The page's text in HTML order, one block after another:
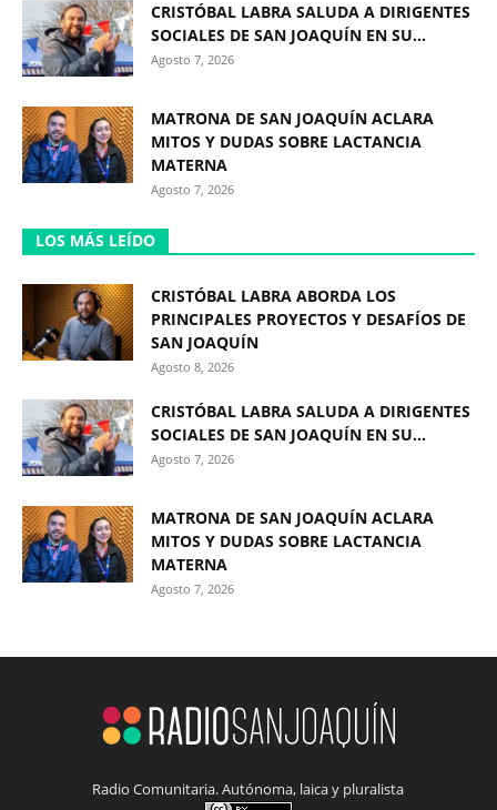
CRISTÓBAL LABRA SALUDA A DIRIGENTES
SOCIALES DE SAN JOAQUÍN EN SU...
Agosto 7, 2026
MATRONA DE SAN JOAQUÍN ACLARA
MITOS Y DUDAS SOBRE LACTANCIA
MATERNA
Agosto 7, 2026
LOS MÁS LEÍDO
CRISTÓBAL LABRA ABORDA LOS
PRINCIPALES PROYECTOS Y DESAFÍOS DE
SAN JOAQUÍN
Agosto 8, 2026
CRISTÓBAL LABRA SALUDA A DIRIGENTES
SOCIALES DE SAN JOAQUÍN EN SU...
Agosto 7, 2026
MATRONA DE SAN JOAQUÍN ACLARA
MITOS Y DUDAS SOBRE LACTANCIA
MATERNA
Agosto 7, 2026
Radio Comunitaria. Autónoma, laica y pluralista